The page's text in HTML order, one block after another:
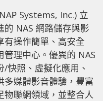
Systems, Inc.) 立
的 NAS 網路儲存與影
有操作簡單、高安全
理中心。優異的 NAS
快照、虛擬化應用、
多媒體影音體驗，豐富
聯網領域，並整合人